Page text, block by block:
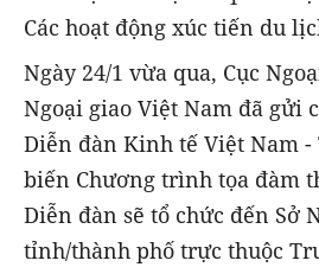
Các hoạt động xúc tiến du
Ngày 24/1 vừa qua, Cục
Ngoại giao Việt Nam đã gửi
Diễn đàn Kinh tế Việt Nam -
biến Chương trình tọa đàm
Diễn đàn sẽ tổ chức đến Sở
tỉnh/thành phố trực thuộc